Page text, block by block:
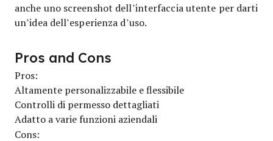
anche uno screenshot dell’interfaccia utente per darti
un’idea dell’esperienza d’uso.
Pros and Cons
Pros:
Altamente personalizzabile e flessibile
Controlli di permesso dettagliati
Adatto a varie funzioni aziendali
Cons: